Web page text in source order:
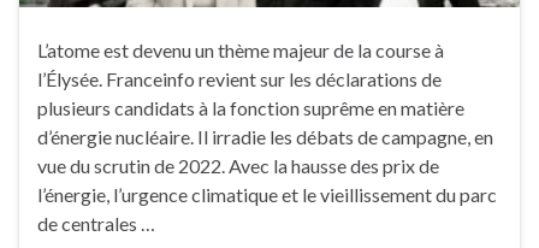
L’atome est devenu un thème majeur de la course à
l’Élysée. Franceinfo revient sur les déclarations de
plusieurs candidats à la fonction suprême en matière
d’énergie nucléaire. Il irradie les débats de campagne, en
vue du scrutin de 2022. Avec la hausse des prix de
l’énergie, l’urgence climatique et le vieillissement du parc
de centrales …